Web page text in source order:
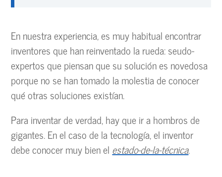
En nuestra experiencia, es muy habitual encontrar
inventores que han reinventado la rueda: seudo-
expertos que piensan que su solución es novedosa
porque no se han tomado la molestia de conocer
qué otras soluciones existían.
Para inventar de verdad, hay que ir a hombros de
gigantes. En el caso de la tecnología, el inventor
debe conocer muy bien el estado-de-la-técnica.